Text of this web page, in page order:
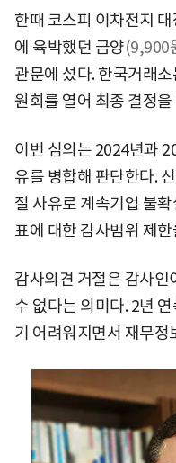
한때 코스피 이차전지
에 육박했던 금양(9,900
관문에 섰다. 한국거래
원회를 열어 최종 결정
이번 심의는 2024년과
유를 병합해 판단한다.
절 사유로 계속기업 불
표에 대한 감사범위 제
감사의견 거절은 감사
수 없다는 의미다. 2년
기 어려워지면서 재무정